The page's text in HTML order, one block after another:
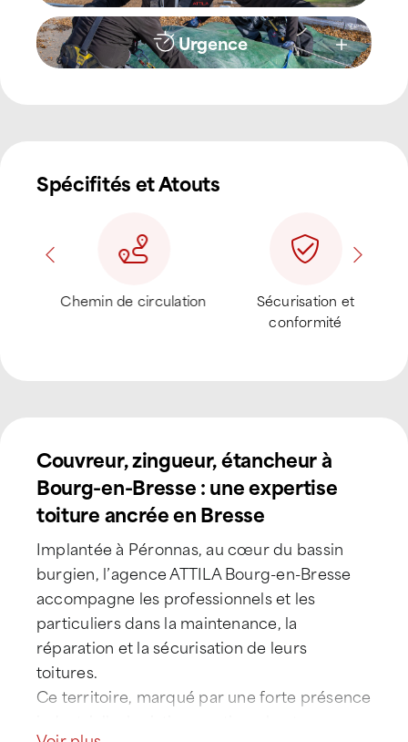
Urgence
Spécifités et Atouts
Chemin de circulation
Sécurisation et
conformité
Couvreur, zingueur, étancheur à
Bourg-en-Bresse : une expertise
toiture ancrée en Bresse
Implantée à Péronnas, au cœur du bassin
burgien, l’agence ATTILA Bourg-en-Bresse
accompagne les professionnels et les
particuliers dans la maintenance, la
réparation et la sécurisation de leurs
toitures.
Ce territoire, marqué par une forte présence